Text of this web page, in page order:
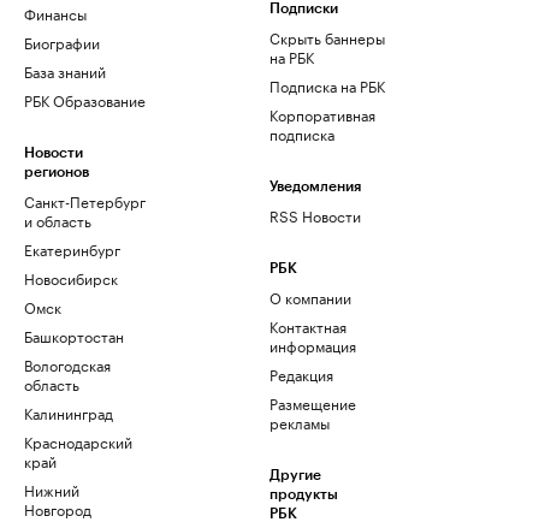
Финансы
Биографии
База знаний
РБК Образование
Новости
регионов
Санкт-Петербург
и область
Екатеринбург
Новосибирск
Омск
Башкортостан
Вологодская
область
Калининград
Краснодарский
край
Нижний
Новгород
Подписки
Скрыть баннеры
на РБК
Подписка на РБК
Корпоративная
подписка
Уведомления
RSS Новости
РБК
О компании
Контактная
информация
Редакция
Размещение
рекламы
Другие
продукты
РБК